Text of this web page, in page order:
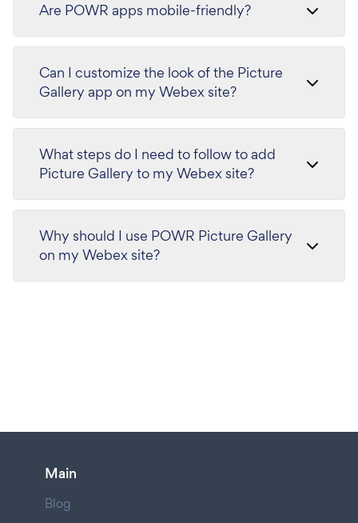
Are POWR apps mobile-friendly?
Can I customize the look of the Picture
Gallery app on my Webex site?
What steps do I need to follow to add
Picture Gallery to my Webex site?
Why should I use POWR Picture Gallery
on my Webex site?
Main
Blog